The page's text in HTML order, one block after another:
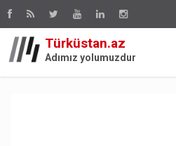
Türküstan.az
Adımız yolumuzdur